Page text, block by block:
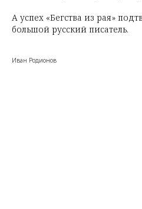
А успех «Бегства из рая»
большой русский писатель.
Иван Родионов